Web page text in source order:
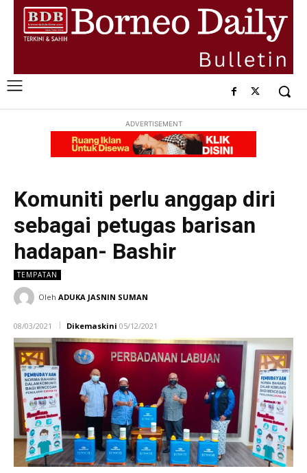
ADVERTISEMENT
Komuniti perlu anggap diri
sebagai petugas barisan
hadapan- Bashir
TEMPATAN
Oleh ADUKA JASNIN SUMAN
08/03/2021 Dikemaskini 05/12/2021